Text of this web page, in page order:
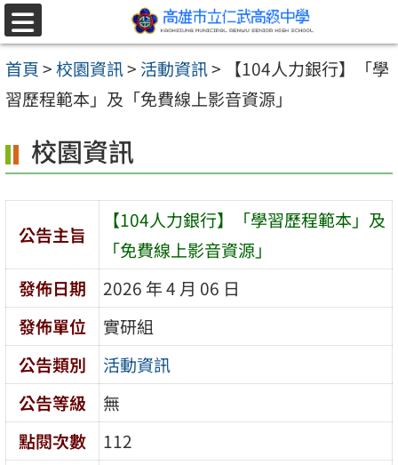
跳至主要內容區
選
單
首頁>校園資訊> 活動資訊>
【104人力銀行】「學
習歷程範本」及「免費線上影音資源」
校園資訊
公告主旨
【104人力銀行】「學習歷程範本」及
「免費線上影音資源」
發佈日期
2026 年 4 月 06 日
發佈單位
實研組
公告類別
活動資訊
公告等級
無
點閱次數
112